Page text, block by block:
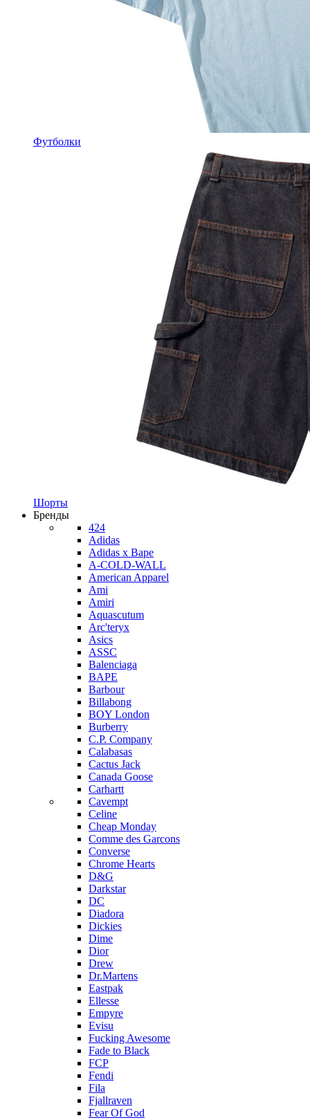
Футболки
Шорты
Бренды
424
Adidas
Adidas x Bape
A-COLD-WALL
American Apparel
Ami
Amiri
Aquascutum
Arc'teryx
Asics
ASSC
Balenciaga
BAPE
Barbour
Billabong
BOY London
Burberry
C.P. Company
Calabasas
Cactus Jack
Canada Goose
Carhartt
Cavempt
Celine
Cheap Monday
Comme des Garcons
Converse
Chrome Hearts
D&G
Darkstar
DC
Diadora
Dickies
Dime
Dior
Drew
Dr.Martens
Eastpak
Ellesse
Empyre
Evisu
Fucking Awesome
Fade to Black
FCP
Fendi
Fila
Fjallraven
Fear Of God